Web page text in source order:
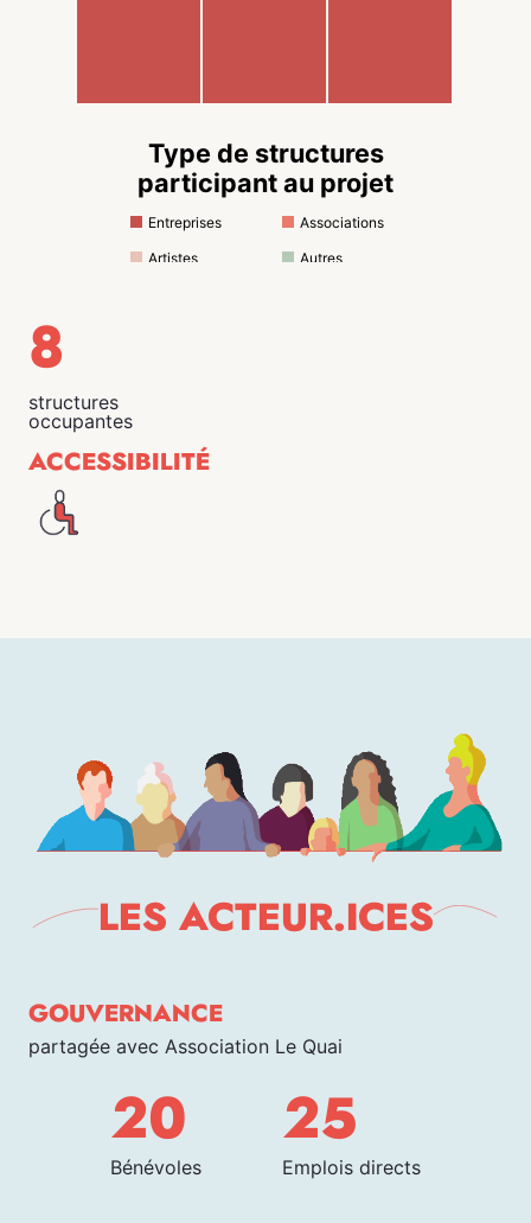
Type de structures
participant au projet
Entreprises
Associations
Artistes
Autres
8
structures
occupantes
ACCESSIBILITÉ
LES ACTEUR.ICES
GOUVERNANCE
partagée avec Association Le Quai
20
Bénévoles
25
Emplois directs